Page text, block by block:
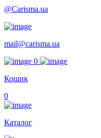
@Carisma.ua
mail@carisma.ua
0
Кошик
0
Каталог